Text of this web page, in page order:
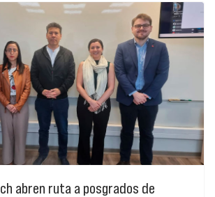
abren ruta a posgrados de